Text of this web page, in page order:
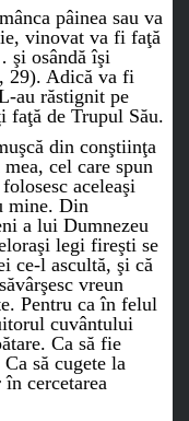
pâinea sau va
vinovat va fi faţă
şi osândă îşi
29). Adică va fi
au răstignit pe
faţă de Trupul Său.
din conştiinţa
cel care spun
aceleaşi
mine. Din
a lui Dumnezeu
legi fireşti se
ce-l ascultă, şi că
vreun
Pentru ca în felul
cuvântului
Ca să fie
să cugete la
cercetarea